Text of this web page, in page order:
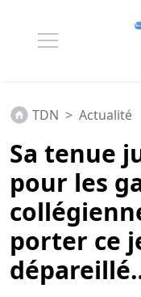
TDN > Actualité
Sa tenue
pour les
porter ce